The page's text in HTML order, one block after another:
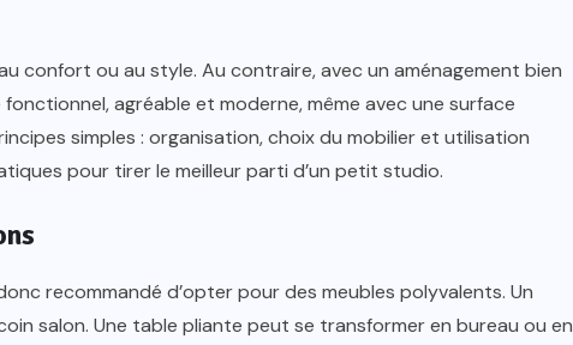
confort ou au style. Au contraire, avec un aménagement bien
agréable et moderne, même avec une surface
simples : organisation, choix du mobilier et utilisation
pour tirer le meilleur parti d’un petit studio.
recommandé d’opter pour des meubles polyvalents. Un
salon. Une table pliante peut se transformer en bureau ou en